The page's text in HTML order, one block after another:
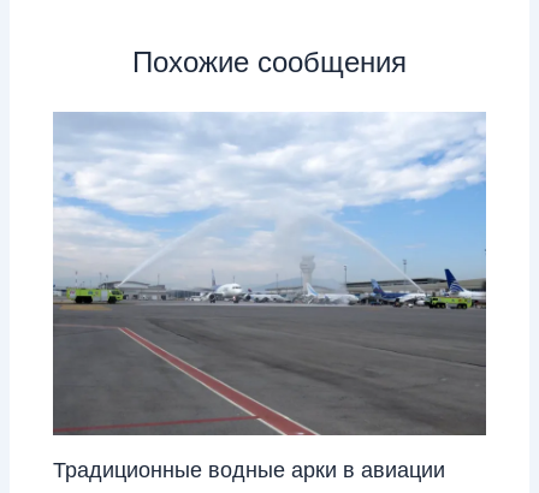
Похожие сообщения
Традиционные водные арки в авиации